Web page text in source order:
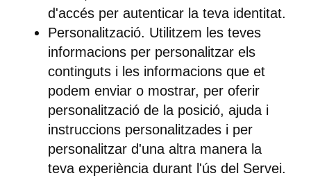
d'accés per autenticar la teva identitat.
Personalització. Utilitzem les teves
informacions per personalitzar els
continguts i les informacions que et
podem enviar o mostrar, per oferir
personalització de la posició, ajuda i
instruccions personalitzades i per
personalitzar d'una altra manera la
teva experiència durant l'ús del Servei.